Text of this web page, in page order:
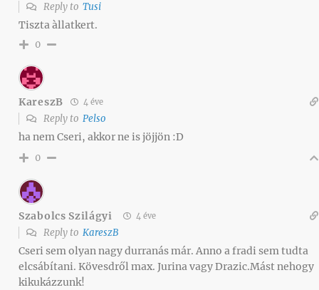
Reply to Tusi
Tiszta àllatkert.
0
KareszB 4 éve
Reply to Pelso
ha nem Cseri, akkor ne is jöjjön :D
0
Szabolcs Szilágyi 4 éve
Reply to KareszB
Cseri sem olyan nagy durranás már. Anno a fradi sem tudta
elcsábítani. Kövesdről max. Jurina vagy Drazic.Mást nehogy
kikukázzunk!